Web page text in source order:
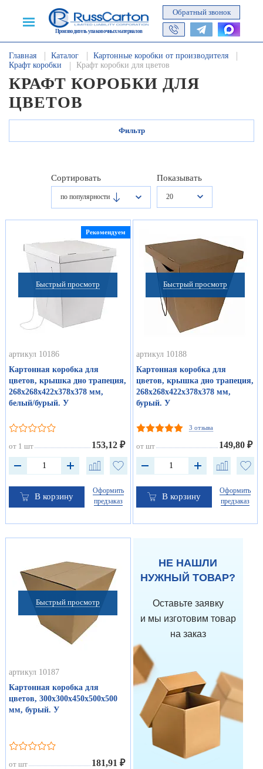
Производитель упаковочных материалов
Обратный звонок
Главная Каталог
Картонные коробки от производителя
Крафт коробки
Крафт коробки для цветов
КРАФТ КОРОБКИ ДЛЯ
ЦВЕТОВ
Фильтр
Сортировать
по популярности
Показывать
20
Быстрый просмотр
Рекомендуем
артикул 10186
Картонная коробка для
цветов, крышка дно трапеция,
268х268х422х378х378 мм,
белый/бурый. У
от 1 шт 153,12 ₽
В корзину
Оформить
предзаказ
Быстрый просмотр
артикул 10188
Картонная коробка для
цветов, крышка дно трапеция,
268х268х422х378х378 мм,
бурый. У
3 отзыва
от шт 149,80 ₽
В корзину
Оформить
предзаказ
Быстрый просмотр
артикул 10187
Картонная коробка для
цветов, 300х300х450х500х500
мм, бурый. У
от шт 181,91 ₽
НЕ НАШЛИ
НУЖНЫЙ ТОВАР?
Оставьте заявку
и мы изготовим товар
на заказ